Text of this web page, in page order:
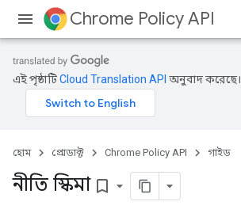
Chrome Policy API
এই পৃষ্ঠাটিCloud Translation API অনুবাদ করেছে।
হোম প্রোডাক্ট Chrome Policy API গাইড
নীতি স্কিমা bookmark_border